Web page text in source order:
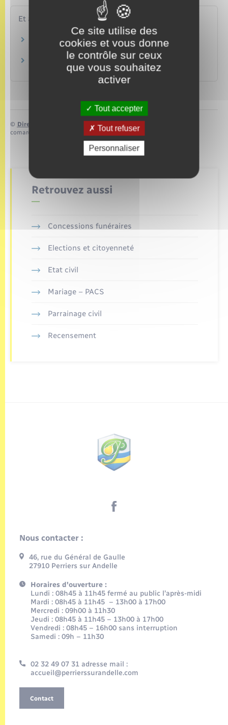
Et aussi
Licenciement pour motif personnel
Travail – Formation
Licenciement économique
Travail – Formation
© Direction de l’information légale et administrative
comarquage developpé par baseo.io
Retrouvez aussi
Concessions funéraires
Elections et citoyenneté
Etat civil
Mariage – PACS
Parrainage civil
Recensement
Nous contacter :
46, rue du Général de Gaulle
27910 Perriers sur Andelle
Horaires d'ouverture :
Lundi : 08h45 à 11h45 fermé au public l’après-midi
Mardi : 08h45 à 11h45 – 13h00 à 17h00
Mercredi : 09h00 à 11h30
Jeudi : 08h45 à 11h45 – 13h00 à 17h00
Vendredi : 08h45 – 16h00 sans interruption
Samedi : 09h – 11h30
02 32 49 07 31 adresse mail :
accueil@perrierssurandelle.com
Contact
Ce site utilise des
cookies et vous donne
le contrôle sur ceux
que vous souhaitez
activer
Tout accepter
Tout refuser
Personnaliser